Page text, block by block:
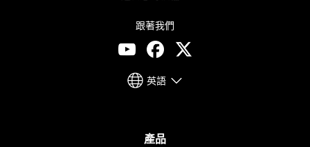
跟著我們
英語
產品